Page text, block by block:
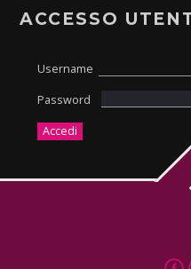
ACCESSO
Username
Password